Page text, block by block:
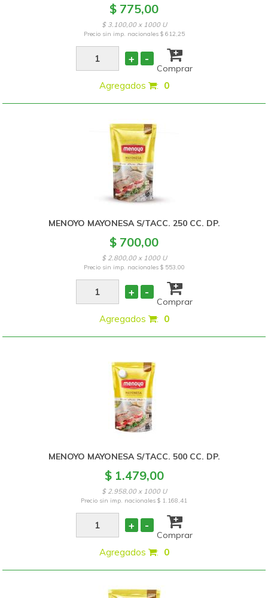
$ 775,00
$ 3.100,00 x 1000 U
Precio sin imp. nacionales $ 612,25
+ -
Comprar
Agregados : 0
MENOYO MAYONESA S/TACC. 250 CC. DP.
$ 700,00
$ 2.800,00 x 1000 U
Precio sin imp. nacionales $ 553,00
+ -
Comprar
Agregados : 0
MENOYO MAYONESA S/TACC. 500 CC. DP.
$ 1.479,00
$ 2.958,00 x 1000 U
Precio sin imp. nacionales$ 1.168,41
+ -
Comprar
Agregados : 0